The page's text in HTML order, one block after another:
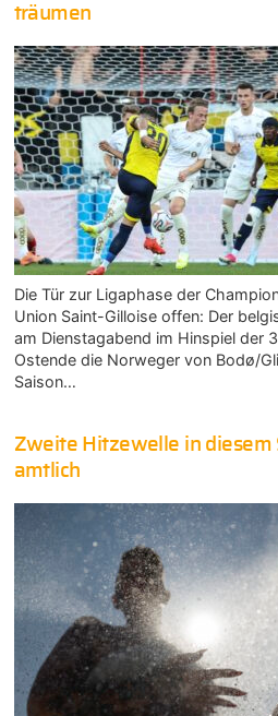
träumen
Die Tür zur Ligaphase der
Union Saint-Gilloise offen: Der
am Dienstagabend im Hinspiel der
Ostende die Norweger von Bodø/
Saison…
Zweite Hitzewelle in diesem
amtlich